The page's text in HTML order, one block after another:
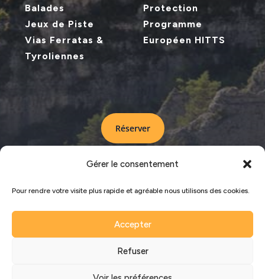
Gérer le consentement
Pour rendre votre visite plus rapide et agréable nous utilisons des cookies.
Accepter
Refuser
Balades
Jeux de Piste
Vias Ferratas &
Tyroliennes
Protection
Programme
Européen HITTS
Réserver
MENTIONS LEGALES–PLAN DU SITE